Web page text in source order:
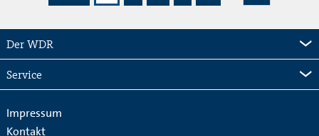
Der WDR
Service
Impressum
Kontakt